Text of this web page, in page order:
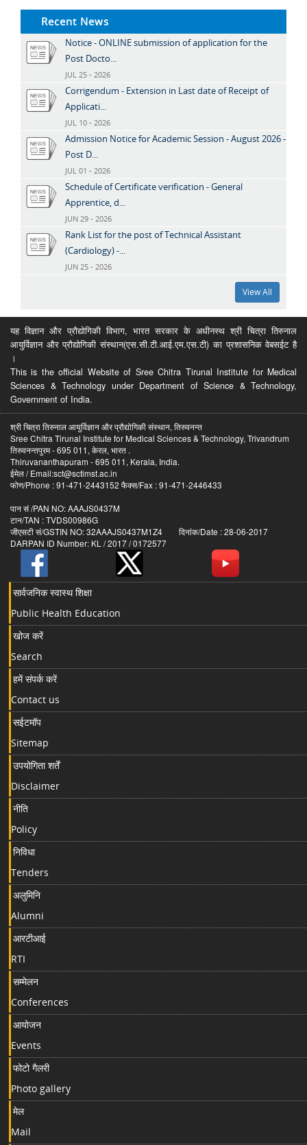
Recent News
Notice - ONLINE submission of application for the
Post Docto...
JUL 25 - 2026
Corrigendum - Extension in Last date of Receipt of
Applicati...
JUL 10 - 2026
Admission Notice for Academic Session - August 2026 -
Post D...
JUL 01 - 2026
Schedule of Certificate verification - General
Apprentice, d...
JUN 29 - 2026
Rank List for the post of Technical Assistant
(Cardiology) -...
JUN 25 - 2026
View All
यह विज्ञान और प्रौद्योगिकी विभाग, भारत सरकार के अधीनस्थ श्री चित्रा तिरुनाल
आयुर्विज्ञान और प्रौद्योगिकी संस्थान(एस.सी.टी.आई.एम.एस.टी) का प्रशासनिक वेबसईट है
।
This is the official Website of Sree Chitra Tirunal Institute for Medical
Sciences & Technology under Department of Science & Technology,
Government of India.
श्री चित्रा तिरुनाल आयुर्विज्ञान और प्रौद्योगिकी संस्थान, तिरुवनन्त
Sree Chitra Tirunal Institute for Medical Sciences & Technology, Trivandrum
तिरुवनन्तपुरम - 695 011, केरल, भारत .
Thiruvananthapuram - 695 011, Kerala, India.
ईमेल / Email:sct@sctimst.ac.in
फोण/Phone : 91-471-2443152 फैक्स/Fax : 91-471-2446433
पान सं /PAN NO: AAAJS0437M
टान/TAN : TVDS00986G
जीएसटी सं/GSTIN NO: 32AAAJS0437M1Z4 दिनांक/Date : 28-06-2017
DARPAN ID Number: KL / 2017 / 0172577
सार्वजनिक स्वास्थ शिक्षा
Public Health Education
खोज करें
Search
हमें संपर्क करें
Contact us
सईटमॉप
Sitemap
उपयोगिता शर्तें
Disclaimer
नीति
Policy
निविधा
Tenders
अलुमिनि
Alumni
आरटीआई
RTI
सम्मेलन
Conferences
आयोजन
Events
फोटो गैलरी
Photo gallery
मेल
Mail